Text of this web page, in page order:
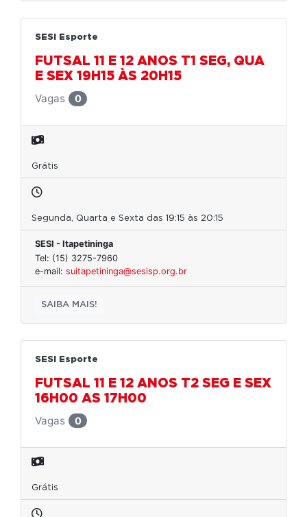
SESI Esporte
FUTSAL 11 E 12 ANOS T1 SEG, QUA
E SEX 19H15 ÀS 20H15
Vagas
0
Grátis
Segunda, Quarta e Sexta das 19:15 às 20:15
SESI - Itapetininga
Tel: (15) 3275-7960
e-mail: suitapetininga@sesisp.org.br
SAIBA MAIS!
SESI Esporte
FUTSAL 11 E 12 ANOS T2 SEG E SEX
16H00 AS 17H00
Vagas
0
Grátis